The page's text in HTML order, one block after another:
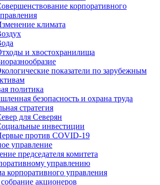
корпоративного
климата
и хвостохранилища
показатели по зарубежным
политика
безопасность и охрана труда
стратегия
для Северян
инвестиции
против COVID‑19
управление
председателя комитета
управлению
корпоративного управления
акционеров